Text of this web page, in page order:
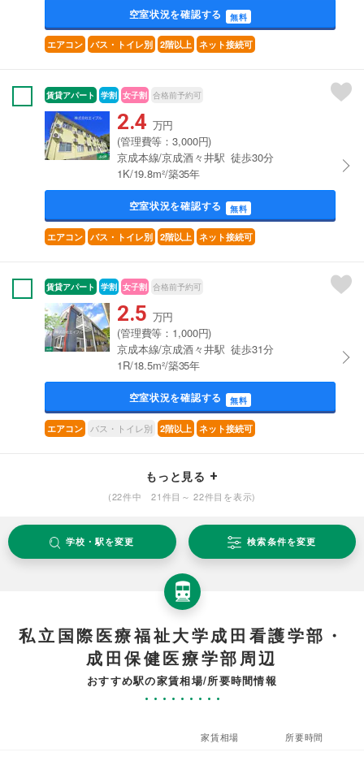
空室状況を確認する 無料
エアコン バス・トイレ別 2階以上 ネット接続可
賃貸アパート 学割 女子割 合格前予約可
2.4 万円
(管理費等：3,000円)
京成本線/京成酒々井駅 徒歩30分
1K/19.8m²/築35年
空室状況を確認する 無料
エアコン バス・トイレ別 2階以上 ネット接続可
賃貸アパート 学割 女子割 合格前予約可
2.5 万円
(管理費等：1,000円)
京成本線/京成酒々井駅 徒歩31分
1R/18.5m²/築35年
空室状況を確認する 無料
エアコン バス・トイレ別 2階以上 ネット接続可
もっと見る
(22件中 21件目～ 22件目を表示)
学校・駅を変更 検索条件を変更
私立国際医療福祉大学成田看護学部・
成田保健医療学部周辺
おすすめ駅の家賃相場/所要時間情報
家賃相場 所要時間